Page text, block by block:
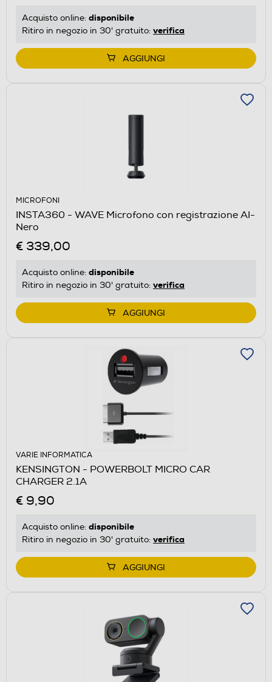
Acquisto online: disponibile
Ritiro in negozio in 30' gratuito: verifica
AGGIUNGI
MICROFONI
INSTA360 - WAVE Microfono con registrazione AI-
Nero
€ 339,00
Acquisto online: disponibile
Ritiro in negozio in 30' gratuito: verifica
AGGIUNGI
VARIE INFORMATICA
KENSINGTON - POWERBOLT MICRO CAR
CHARGER 2.1A
€ 9,90
Acquisto online: disponibile
Ritiro in negozio in 30' gratuito: verifica
AGGIUNGI